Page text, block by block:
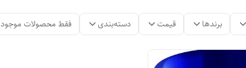
برندها قیمت دسته‌بندی فقط محصولات موجود